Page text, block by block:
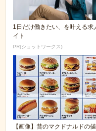
1日だけ働きたい、を叶える求
イト
PR(ショットワークス)
【画像】昔のマクドナルドの